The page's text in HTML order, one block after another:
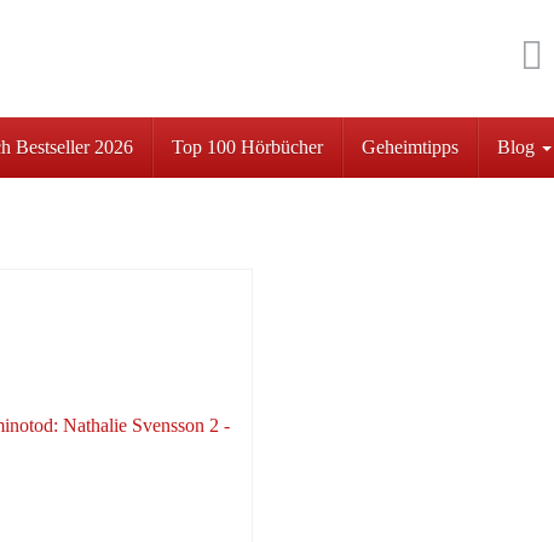
Bestseller 2026 Top 100 Hörbücher Geheimtipps Blog